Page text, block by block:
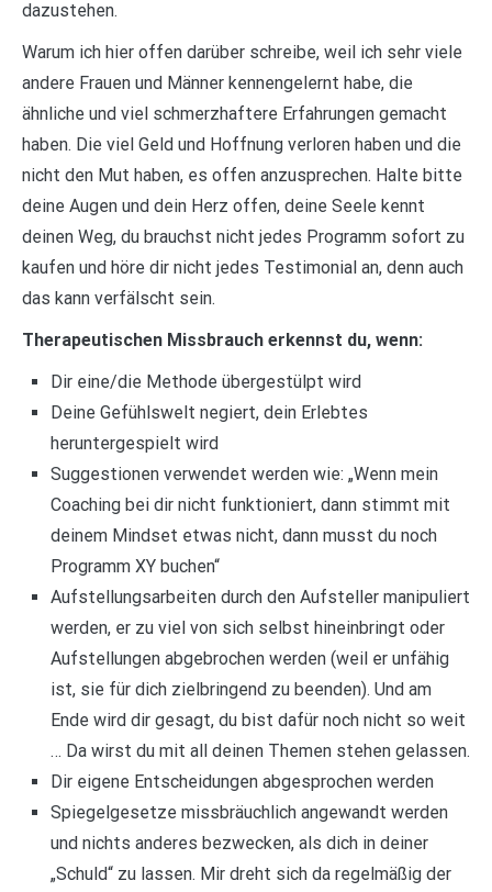
dazustehen.
Warum ich hier offen darüber schreibe, weil ich sehr viele
andere Frauen und Männer kennengelernt habe, die
ähnliche und viel schmerzhaftere Erfahrungen gemacht
haben. Die viel Geld und Hoffnung verloren haben und die
nicht den Mut haben, es offen anzusprechen. Halte bitte
deine Augen und dein Herz offen, deine Seele kennt
deinen Weg, du brauchst nicht jedes Programm sofort zu
kaufen und höre dir nicht jedes Testimonial an, denn auch
das kann verfälscht sein.
Therapeutischen Missbrauch erkennst du, wenn:
Dir eine/die Methode übergestülpt wird
Deine Gefühlswelt negiert, dein Erlebtes
heruntergespielt wird
Suggestionen verwendet werden wie: „Wenn mein
Coaching bei dir nicht funktioniert, dann stimmt mit
deinem Mindset etwas nicht, dann musst du noch
Programm XY buchen“
Aufstellungsarbeiten durch den Aufsteller manipuliert
werden, er zu viel von sich selbst hineinbringt oder
Aufstellungen abgebrochen werden (weil er unfähig
ist, sie für dich zielbringend zu beenden). Und am
Ende wird dir gesagt, du bist dafür noch nicht so weit
… Da wirst du mit all deinen Themen stehen gelassen.
Dir eigene Entscheidungen abgesprochen werden
Spiegelgesetze missbräuchlich angewandt werden
und nichts anderes bezwecken, als dich in deiner
„Schuld“ zu lassen. Mir dreht sich da regelmäßig der